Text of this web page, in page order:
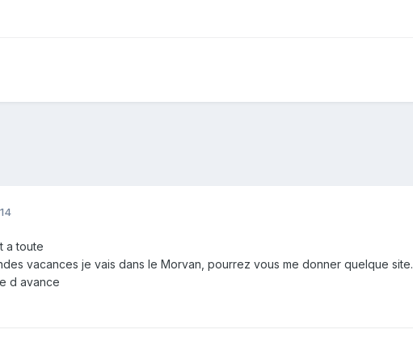
a toute
vacances je vais dans le Morvan, pourrez vous me donner quelque site.
d avance